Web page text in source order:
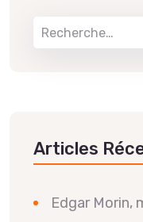
Articles
Edgar Morin,